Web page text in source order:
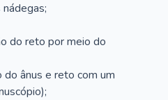
do reto por meio do
do ânus e reto com um